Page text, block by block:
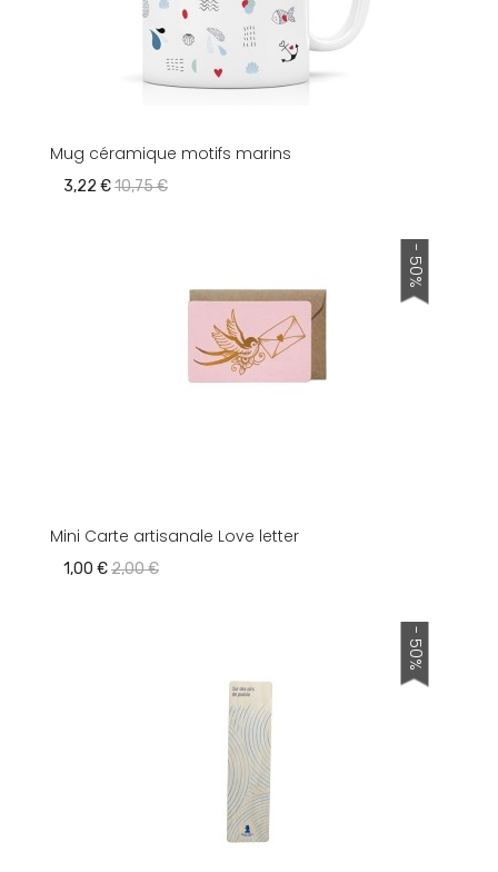
Mug céramique motifs marins
3,22 €10,75 €
- 50%
Mini Carte artisanale Love letter
1,00 €2,00 €
- 50%